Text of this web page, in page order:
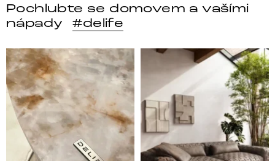
Pochlubte se domovem a vašími
nápady
#delife
DELIFE – Nábytek, který promění dům v domov. Domo
Místo, kam se budeš těšit